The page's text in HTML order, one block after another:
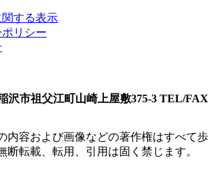
する表示
リシー
沢市祖父江町山崎上屋敷375-3 TEL/FAX
内容および画像などの著作権はすべて歩
断転載、転用、引用は固く禁じます。